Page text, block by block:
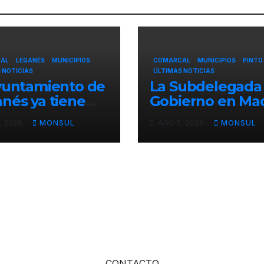
LEGANÉS
MUNICIPIOS
NOTICIAS
de
ya tiene
sus
de
y de
MONSUL
COMARCAL MUNICIPIOS
PINTO
ÚLTIMAS NOTICIAS
La
Gobierno en
Ayuntamiento de
Pinto por su
MONSUL